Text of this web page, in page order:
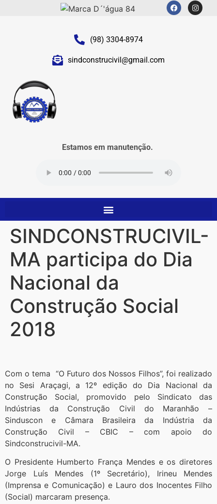
(98) 3304-8974
sindconstrucivil@gmail.com
Estamos em manutenção.
SINDCONSTRUCIVIL-
MA participa do Dia
Nacional da
Construção Social
2018
Com o tema “O Futuro dos Nossos Filhos”, foi realizado
no Sesi Araçagi, a 12º edição do Dia Nacional da
Construção Social, promovido pelo Sindicato das
Indústrias da Construção Civil do Maranhão –
Sinduscon e Câmara Brasileira da Indústria da
Construção Civil – CBIC – com apoio do
Sindconstrucivil-MA.
O Presidente Humberto França Mendes e os diretores
Jorge Luís Mendes (1º Secretário), Irineu Mendes
(Imprensa e Comunicação) e Lauro dos Inocentes Filho
(Social) marcaram presença.